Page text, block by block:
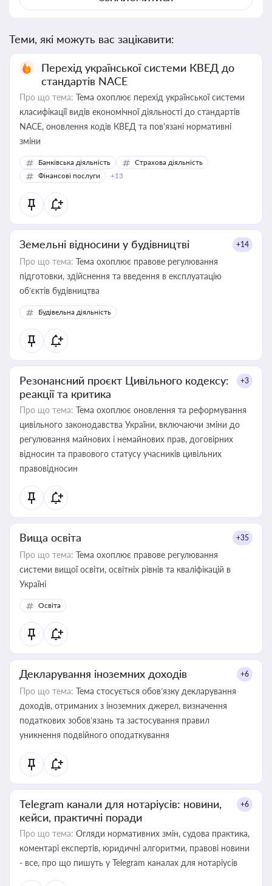
Теми, які можуть вас зацікавити:
Перехід української системи КВЕД до
стандартів NACE
Про що тема: Тема охоплює перехід української системи
класифікації видів економічної діяльності до стандартів
NACE, оновлення кодів КВЕД та пов'язані нормативні
зміни
Банківська діяльність
Страхова діяльність
Фінансові послуги
+13
Земельні відносини у будівництві +14
Про що тема: Тема охоплює правове регулювання
підготовки, здійснення та введення в експлуатацію
об’єктів будівництва
Будівельна діяльність
Резонансний проєкт Цивільного кодексу:
реакції та критика
+3
Про що тема: Тема охоплює оновлення та реформування
цивільного законодавства України, включаючи зміни до
регулювання майнових і немайнових прав, договірних
відносин та правового статусу учасників цивільних
правовідносин
Вища освіта +35
Про що тема: Тема охоплює правове регулювання
системи вищої освіти, освітніх рівнів та кваліфікацій в
Україні
Освіта
Декларування іноземних доходів +6
Про що тема: Тема стосується обов’язку декларування
доходів, отриманих з іноземних джерел, визначення
податкових зобов’язань та застосування правил
уникнення подвійного оподаткування
Telegram канали для нотаріусів: новини,
кейси, практичні поради
+6
Про що тема: Огляди нормативних змін, судова практика,
коментарі експертів, юридичні алгоритми, правові новини
- все, про що пишуть у Telegram каналах для нотаріусів